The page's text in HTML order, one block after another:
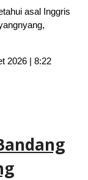
asal Inggris
2026 | 8:22